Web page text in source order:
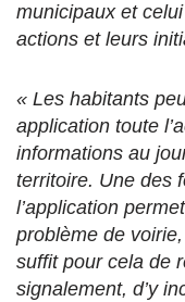
municipaux et
actions et leurs
« Les habitants
application toute
informations au
territoire. Une des
l’application
problème de
suffit pour cela de
signalement, d’y